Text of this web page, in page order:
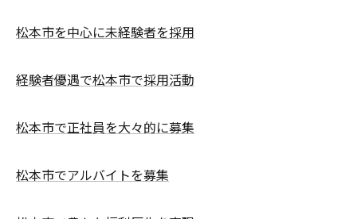
松本市を中心に未経験者を採用
経験者優遇で松本市で採用活動
松本市で正社員を大々的に募集
松本市でアルバイトを募集